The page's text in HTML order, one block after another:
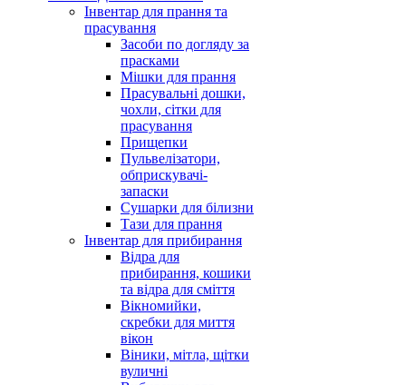
Інвентар для прання та
прасування
Засоби по догляду за
прасками
Мішки для прання
Прасувальні дошки,
чохли, сітки для
прасування
Прищепки
Пульвелізатори,
обприскувачі-
запаски
Сушарки для білизни
Тази для прання
Інвентар для прибирання
Відра для
прибирання, кошики
та відра для сміття
Вікномийки,
скребки для миття
вікон
Віники, мітла, щітки
вуличні